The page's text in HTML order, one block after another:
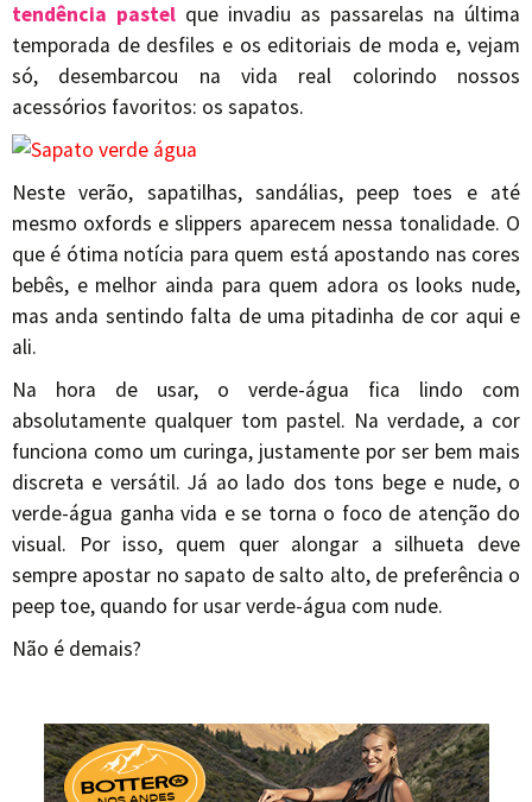
tendência pastel que invadiu as passarelas na última
temporada de desfiles e os editoriais de moda e, vejam
só, desembarcou na vida real colorindo nossos
acessórios favoritos: os sapatos.
Neste verão, sapatilhas, sandálias, peep toes e até
mesmo oxfords e slippers aparecem nessa tonalidade. O
que é ótima notícia para quem está apostando nas cores
bebês, e melhor ainda para quem adora os looks nude,
mas anda sentindo falta de uma pitadinha de cor aqui e
ali.
Na hora de usar, o verde-água fica lindo com
absolutamente qualquer tom pastel. Na verdade, a cor
funciona como um curinga, justamente por ser bem mais
discreta e versátil. Já ao lado dos tons bege e nude, o
verde-água ganha vida e se torna o foco de atenção do
visual. Por isso, quem quer alongar a silhueta deve
sempre apostar no sapato de salto alto, de preferência o
peep toe, quando for usar verde-água com nude.
Não é demais?